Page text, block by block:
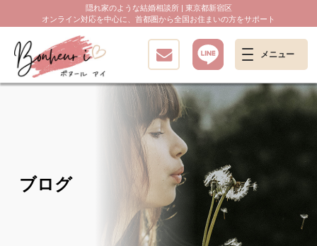
隠れ家のような結婚相談所 | 東京都新宿区
オンライン対応を中心に、首都圏から全国お住まいの方をサポート
ブログ